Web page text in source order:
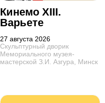
Кинемо XIII.
Варьете
27 августа 2026
Скульптурный дворик
Мемориального музея-
мастерской З.И. Азгура, Минск